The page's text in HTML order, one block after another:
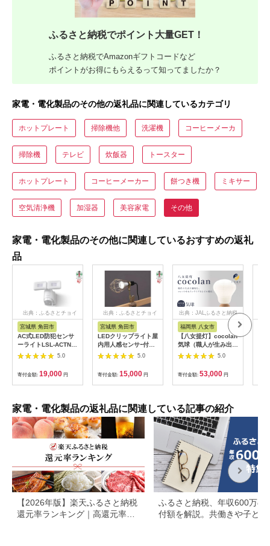
ふるさと納税でポイント大量GET！
ふるさと納税でAmazonギフトコードなど
ポイントがお得にもらえるって知ってましたか？
家電・電化製品のその他の返礼品に関連しているカテゴリ
ホットプレート 掃除機他 洗濯機 コーヒーメーカ
掃除機 テレビ 炊飯器 トースター
ホットプレート コーヒーメーカー 餅つき機 ミキサー
空気清浄機 加湿器 美容家電 その他
家電・電化製品のその他に関連しているおすすめの返礼
品
出典：ふるさとチョイ
宮城県 角田市
AC式LED防犯センサ
ーライトLSL-ACTN-
1200
5.0
寄付金額: 19,000 円
出典：ふるさとチョイ
宮城県 角田市
LEDクリップライト屋
内用人感センサｰ付タ
イプ 60形相当ILW-
5.0
寄付金額: 15,000 円
出典：JALふるさと納税
福岡県 八女市
【八女提灯】cocolan
気球（職人が生み出し
たインテリア提灯）
cocolan 八女提灯 伝
統工芸品 提灯 灯り 温
もり 職人 手作業 手の
ひらサイズ 日本の四
暮らし インテリア 間
接照明 福岡県 八女市
5.0
寄付金額: 53,000 円
家電・電化製品の返礼品に関連している記事の紹介
【2026年版】楽天ふるさと納税
還元率ランキング｜高還元率返
ふるさと納税、年収600万の
付額を解説。共働きや子ども